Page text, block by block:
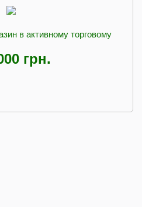
в активному торговому
грн.